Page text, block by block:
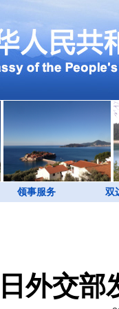
领事服务 双
外交